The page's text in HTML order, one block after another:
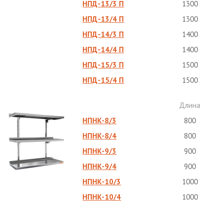
НПД-13/3 П
1300
НПД-13/4 П
1300
НПД-14/3 П
1400
НПД-14/4 П
1400
НПД-15/3 П
1500
НПД-15/4 П
1500
Длина
НПНК-8/3
800
НПНК-8/4
800
НПНК-9/3
900
НПНК-9/4
900
НПНК-10/3
1000
НПНК-10/4
1000